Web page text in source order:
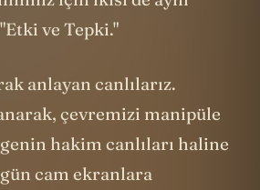
ve Tepki."
anlayan canlılarız.
çevremizi manipüle
hakim canlıları haline
cam ekranlara